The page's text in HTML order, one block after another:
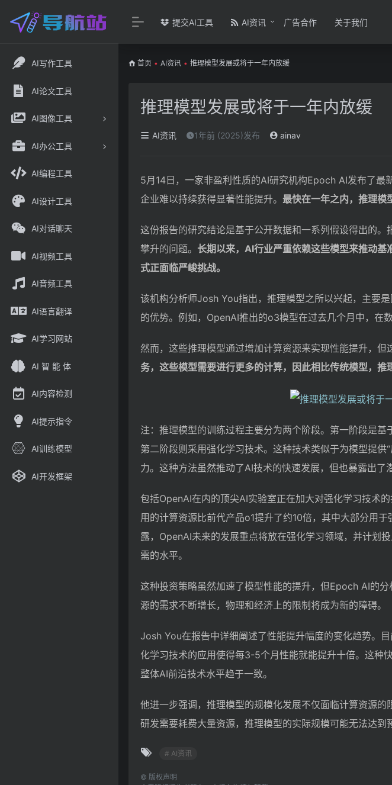
AI写作工具
AI论文工具
AI图像工具
AI办公工具
AI编程工具
AI设计工具
AI对话聊天
AI视频工具
AI音频工具
AI语言翻译
AI学习网站
AI 智 能 体
AI内容检测
AI提示指令
AI训练模型
AI开发框架
提交AI工具 AI资讯 广告合作 关于我们
首页 • AI资讯 • 推理模型发展或将于一年内放缓
推理模型发展或将于一年内放缓
AI资讯 1年前 (2025)发布 ainav
5月14日，一家非盈利性质的AI研究机构Epoch AI发布了最
企业难以持续获得显著性能提升。 最快在一年之内，推理模
这份报告的研究结论是基于公开数据和一系列假设得出的
攀升的问题。 长期以来，AI行业严重依赖这些模型来推动
式正面临严峻挑战。
该机构分析师Josh You指出，推理模型之所以兴起，主要
的优势。例如，OpenAI推出的o3模型在过去几个月中，在
然而，这些推理模型通过增加计算资源来实现性能提升，但
务，这些模型需要进行更多的计算，因此相比传统模型，推
注：推理模型的训练过程主要分为两个阶段。第一阶段是基
第二阶段则采用强化学习技术。这种技术类似于为模型提供
力。这种方法虽然推动了AI技术的快速发展，但也暴露出了
包括OpenAI在内的顶尖AI实验室正在加大对强化学习技术
用的计算资源比前代产品o1提升了约10倍，其中大部分用
露，OpenAI未来的发展重点将放在强化学习领域，并计划
需的水平。
这种投资策略虽然加速了模型性能的提升，但Epoch AI的
源的需求不断增长，物理和经济上的限制将成为新的障碍。
Josh You在报告中详细阐述了性能提升幅度的变化趋势。
化学习技术的应用使得每3-5个月性能就能提升十倍。这种
整体AI前沿技术水平趋于一致。
他进一步强调，推理模型的规模化发展不仅面临计算资源
研发需要耗费大量资源，推理模型的实际规模可能无法达到
# AI资讯
© 版权声明